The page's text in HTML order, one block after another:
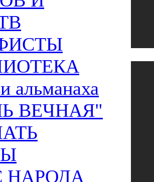
альманаха
ВЕЧНАЯ"
НАРОДА